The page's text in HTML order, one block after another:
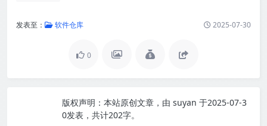
发表至： 软件仓库 2025-07-30
0
版权声明： 本站原创文章，由 suyan 于2025-07-3
0发表，共计202字。